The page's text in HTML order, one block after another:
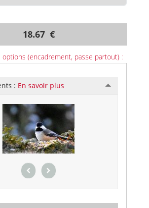
18.67 €
options (encadrement, passe partout) :
: En savoir plus